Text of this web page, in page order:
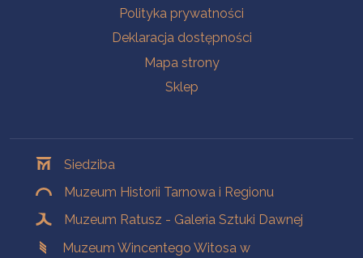
Polityka prywatności
Deklaracja dostępności
Mapa strony
Sklep
Siedziba
Muzeum Historii Tarnowa i Regionu
Muzeum Ratusz - Galeria Sztuki Dawnej
Muzeum Wincentego Witosa w